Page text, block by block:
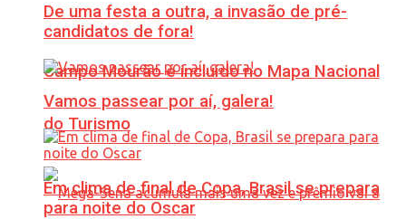
Campo Mourão é incluído no Mapa Nacional
do Turismo
De uma festa a outra, a invasão de pré-
candidatos de fora!
Vamos passear por aí, galera!
Em clima de final de Copa, Brasil se prepara
para noite do Oscar